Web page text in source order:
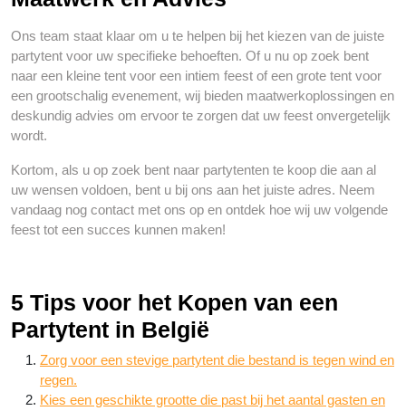
Ons team staat klaar om u te helpen bij het kiezen van de juiste
partytent voor uw specifieke behoeften. Of u nu op zoek bent
naar een kleine tent voor een intiem feest of een grote tent voor
een grootschalig evenement, wij bieden maatwerkoplossingen en
deskundig advies om ervoor te zorgen dat uw feest onvergetelijk
wordt.
Kortom, als u op zoek bent naar partytenten te koop die aan al
uw wensen voldoen, bent u bij ons aan het juiste adres. Neem
vandaag nog contact met ons op en ontdek hoe wij uw volgende
feest tot een succes kunnen maken!
5 Tips voor het Kopen van een
Partytent in België
Zorg voor een stevige partytent die bestand is tegen wind en
regen.
Kies een geschikte grootte die past bij het aantal gasten en